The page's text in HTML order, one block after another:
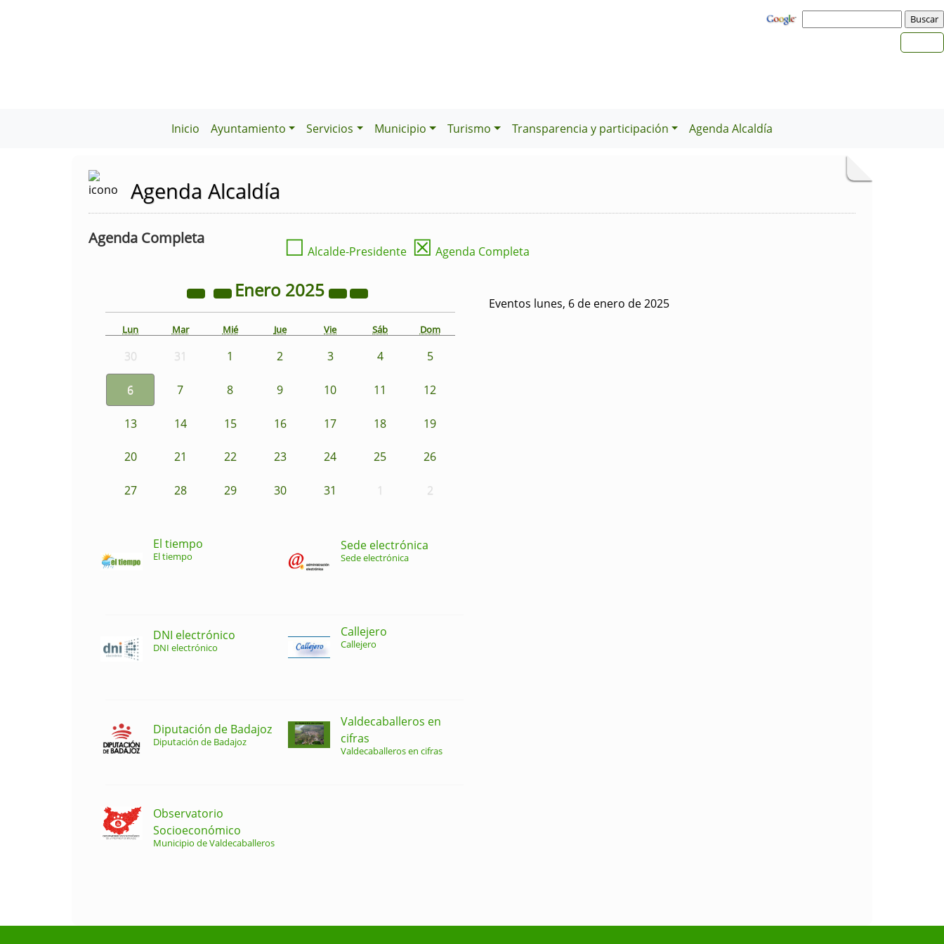
Inicio Ayuntamiento Servicios Municipio Turismo Transparencia y participación Agenda Alcaldía
Agenda Alcaldía
Agenda Completa ☐ Alcalde-Presidente ☒ Agenda Completa
Enero 2025
Lun Mar Mié Jue Vie Sáb Dom
30 31 1 2 3 4 5
6 7 8 9 10 11 12
13 14 15 16 17 18 19
20 21 22 23 24 25 26
27 28 29 30 31 1 2
Eventos lunes, 6 de enero de 2025
El tiempo
El tiempo
Sede electrónica
Sede electrónica
DNI electrónico
DNI electrónico
Callejero
Callejero
Diputación de Badajoz
Diputación de Badajoz
Valdecaballeros en
cifras
Valdecaballeros en cifras
Observatorio
Socioeconómico
Municipio de Valdecaballeros